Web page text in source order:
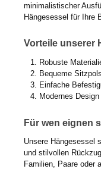
minimalistischer
Hängesessel für Ihre
Vorteile unserer
Robuste
Bequeme
Einfache
Modernes
Für wen eignen
Unsere Hängesessel
und stilvollen
Familien, Paare oder